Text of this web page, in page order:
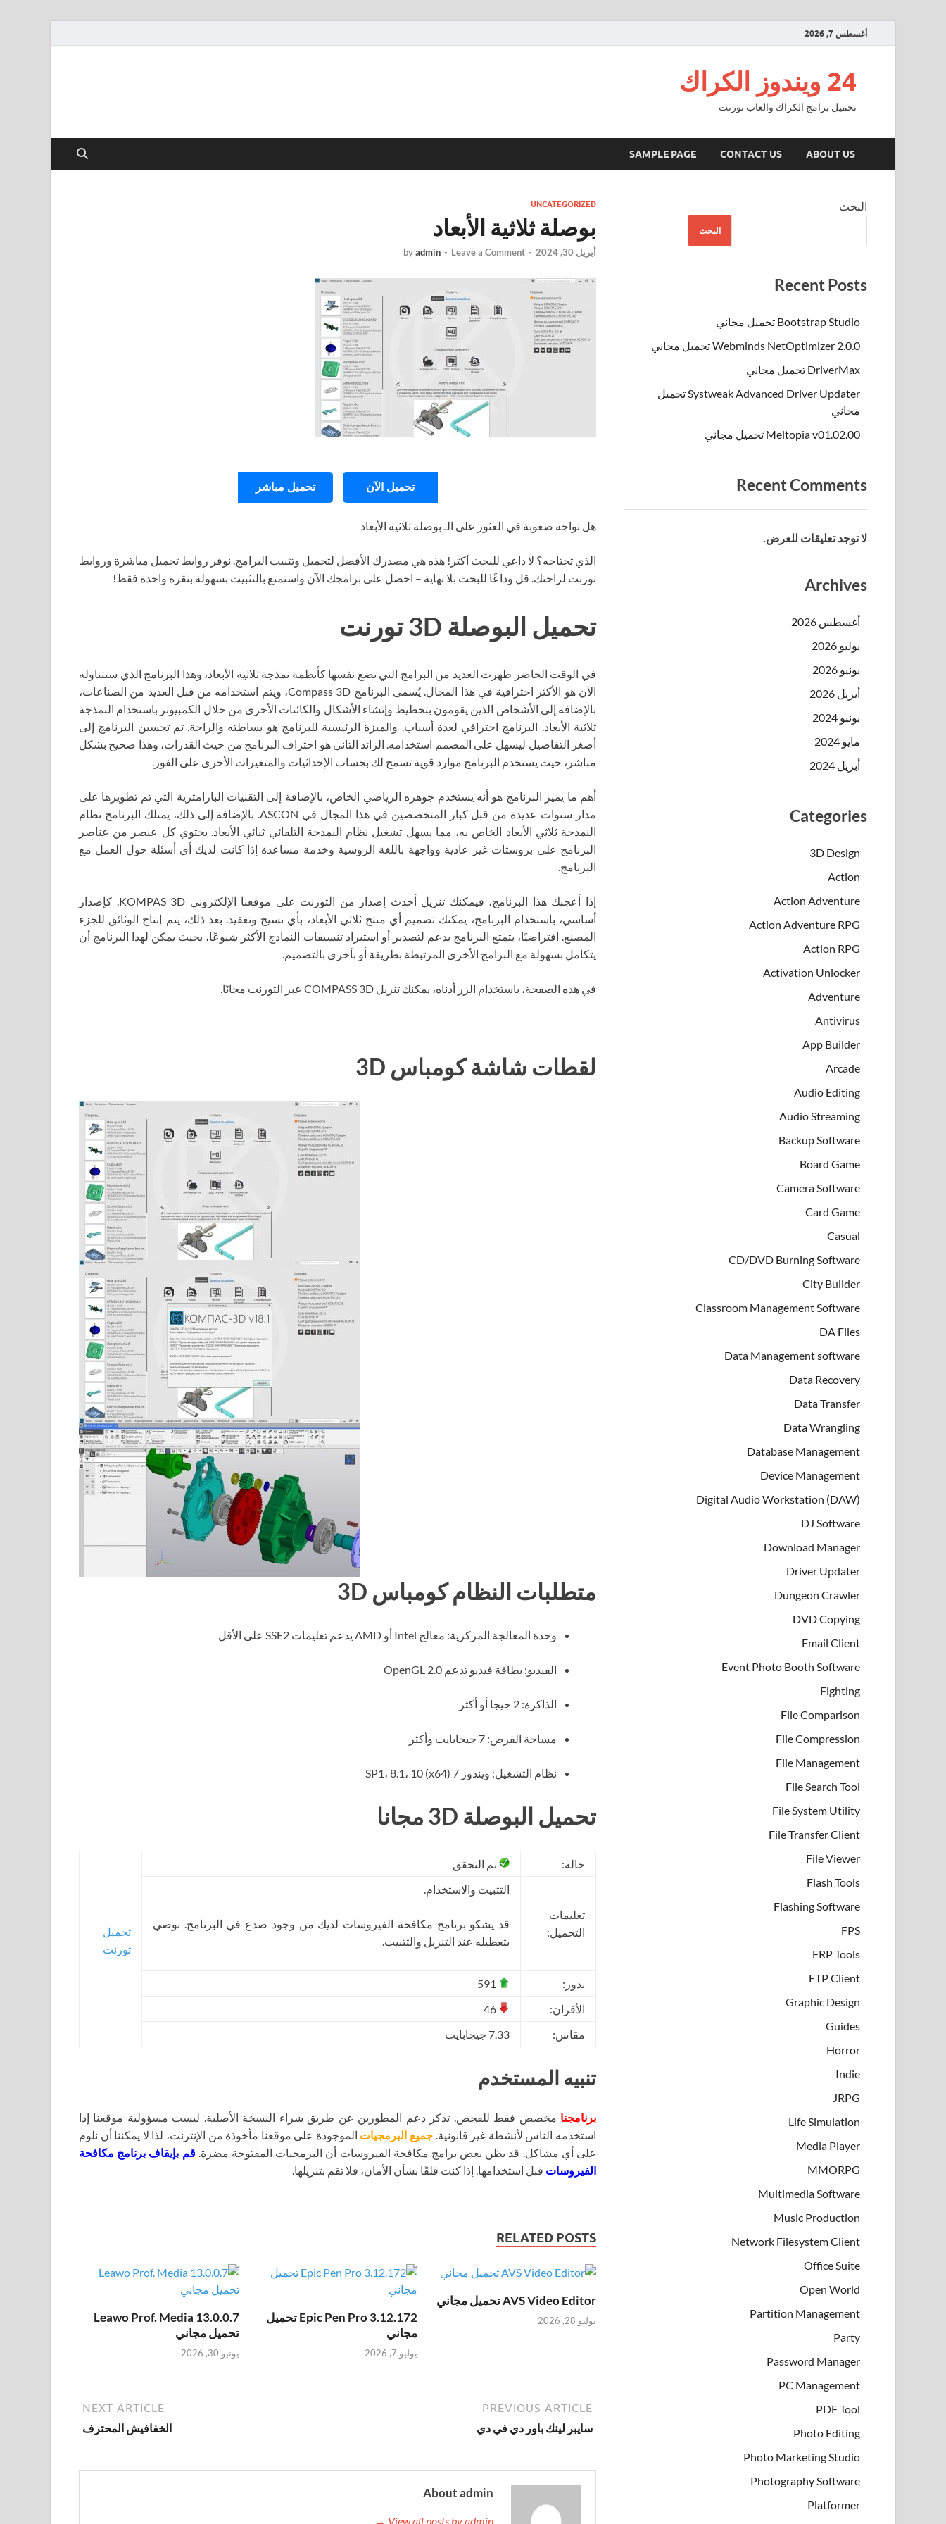
أغسطس 7, 2026
24 ويندوز الكراك
تحميل برامج الكراك والعاب تورنت
ABOUT US
CONTACT US
SAMPLE PAGE
UNCATEGORIZED
بوصلة ثلاثية الأبعاد
أبريل 30, 2024 -
byadmin - Leave a Comment
تحميل الآن تحميل مباشر
هل تواجه صعوبة في العثور على الـ بوصلة ثلاثية الأبعاد
الذي تحتاجه؟ لا داعي للبحث أكثر! هذه هي مصدرك الأفضل لتحميل وتثبيت البرامج. نوفر روابط تحميل مباشرة وروابط
تورنت لراحتك. قل وداعًا للبحث بلا نهاية – احصل على برامجك الآن واستمتع بالتثبيت بسهولة بنقرة واحدة فقط!
تحميل البوصلة 3D تورنت
في الوقت الحاضر ظهرت العديد من البرامج التي تضع نفسها كأنظمة نمذجة ثلاثية الأبعاد، وهذا البرنامج الذي سنتناوله
الآن هو الأكثر احترافية في هذا المجال. يُسمى البرنامج Compass 3D، ويتم استخدامه من قبل العديد من الصناعات،
بالإضافة إلى الأشخاص الذين يقومون بتخطيط وإنشاء الأشكال والكائنات الأخرى من خلال الكمبيوتر باستخدام النمذجة
ثلاثية الأبعاد. البرنامج احترافي لعدة أسباب. والميزة الرئيسية للبرنامج هو بساطته والراحة. تم تحسين البرنامج إلى
أصغر التفاصيل ليسهل على المصمم استخدامه. الزائد الثاني هو احتراف البرنامج من حيث القدرات، وهذا صحيح بشكل
مباشر، حيث يستخدم البرنامج موارد قوية تسمح لك بحساب الإحداثيات والمتغيرات الأخرى على الفور.
أهم ما يميز البرنامج هو أنه يستخدم جوهره الرياضي الخاص، بالإضافة إلى التقنيات البارامترية التي تم تطويرها على
مدار سنوات عديدة من قبل كبار المتخصصين في هذا المجال في ASCON. بالإضافة إلى ذلك، يمتلك البرنامج نظام
النمذجة ثلاثي الأبعاد الخاص به، مما يسهل تشغيل نظام النمذجة التلقائي ثنائي الأبعاد. يحتوي كل عنصر من عناصر
البرنامج على بروستات غير عادية وواجهة باللغة الروسية وخدمة مساعدة إذا كانت لديك أي أسئلة حول العمل مع
البرنامج.
إذا أعجبك هذا البرنامج، فيمكنك تنزيل أحدث إصدار من التورنت على موقعنا الإلكتروني KOMPAS 3D. كإصدار
أساسي، باستخدام البرنامج، يمكنك تصميم أي منتج ثلاثي الأبعاد، بأي نسيج وتعقيد. بعد ذلك، يتم إنتاج الوثائق للجزء
المصنع. افتراضيًا، يتمتع البرنامج بدعم لتصدير أو استيراد تنسيقات النماذج الأكثر شيوعًا، بحيث يمكن لهذا البرنامج أن
يتكامل بسهولة مع البرامج الأخرى المرتبطة بطريقة أو بأخرى بالتصميم.
في هذه الصفحة، باستخدام الزر أدناه، يمكنك تنزيل COMPASS 3D عبر التورنت مجانًا.
لقطات شاشة كومباس 3D
متطلبات النظام كومباس 3D
وحدة المعالجة المركزية: معالج Intel أو AMD يدعم تعليمات SSE2 على الأقل
الفيديو: بطاقة فيديو تدعم OpenGL 2.0
الذاكرة: 2 جيجا أو أكثر
مساحة القرص: 7 جيجابايت وأكثر
نظام التشغيل: ويندوز 7 SP1، 8.1، 10 (x64)
تحميل البوصلة 3D مجانا
حالة: تم التحقق
تحميل
تورنت
تعليمات
التحميل:
التثبيت والاستخدام.
قد يشكو برنامج مكافحة الفيروسات لديك من وجود صدع في البرنامج. نوصي
بتعطيله عند التنزيل والتثبيت.
بذور:
الأقران:
مقاس:
7.33 جيجابايت
تنبيه المستخدم
برنامجنا مخصص فقط للفحص. تذكر دعم المطورين عن طريق شراء النسخة الأصلية. ليست مسؤولية موقعنا إذا
استخدمه الناس لأنشطة غير قانونية. جميع البرمجيات الموجودة على موقعنا مأخوذة من الإنترنت، لذا لا يمكننا أن نلوم
على أي مشاكل. قد يظن بعض برامج مكافحة الفيروسات أن البرمجيات المفتوحة مضرة.قم بإيقاف برنامج مكافحة
الفيروسات قبل استخدامها. إذا كنت قلقًا بشأن الأمان، فلا تقم بتنزيلها.
RELATED POSTS
AVS Video Editor تحميل مجاني
يوليو 28, 2026
Epic Pen Pro 3.12.172 تحميل
مجاني
يوليو 7, 2026
Leawo Prof. Media 13.0.0.7
تحميل مجاني
يونيو 30, 2026
PREVIOUS ARTICLE
سايبر لينك باور دي في دي
NEXT ARTICLE
الخفافيش المحترف
About admin
View all posts by admin →
البحث
البحث
Recent Posts
Bootstrap Studio تحميل مجاني
Webminds NetOptimizer 2.0.0 تحميل مجاني
DriverMax تحميل مجاني
Systweak Advanced Driver Updater تحميل
مجاني
Meltopia v01.02.00 تحميل مجاني
Recent Comments
لا توجد تعليقات للعرض.
Archives
أغسطس 2026
يوليو 2026
يونيو 2026
أبريل 2026
يونيو 2024
مايو 2024
أبريل 2024
Categories
3D Design
Action
Action Adventure
Action Adventure RPG
Action RPG
Activation Unlocker
Adventure
Antivirus
App Builder
Arcade
Audio Editing
Audio Streaming
Backup Software
Board Game
Camera Software
Card Game
Casual
CD/DVD Burning Software
City Builder
Classroom Management Software
DA Files
Data Management software
Data Recovery
Data Transfer
Data Wrangling
Database Management
Device Management
Digital Audio Workstation (DAW)
DJ Software
Download Manager
Driver Updater
Dungeon Crawler
DVD Copying
Email Client
Event Photo Booth Software
Fighting
File Comparison
File Compression
File Management
File Search Tool
File System Utility
File Transfer Client
File Viewer
Flash Tools
Flashing Software
FPS
FRP Tools
FTP Client
Graphic Design
Guides
Horror
Indie
JRPG
Life Simulation
Media Player
MMORPG
Multimedia Software
Music Production
Network Filesystem Client
Office Suite
Open World
Partition Management
Party
Password Manager
PC Management
PDF Tool
Photo Editing
Photo Marketing Studio
Photography Software
Platformer